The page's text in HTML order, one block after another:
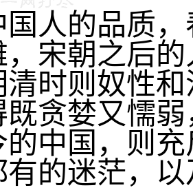
的品质，
，宋朝之后
清时则奴性
既贪婪又懦
的中国，则
有的迷茫，